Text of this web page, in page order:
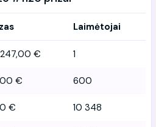
Laimėtojai
€ 1
€ 600
€ 10 348